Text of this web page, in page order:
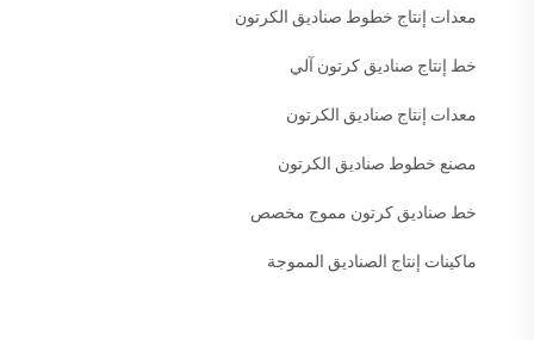
معدات إنتاج خطوط صناديق الكرتون
خط إنتاج صناديق كرتون آلي
معدات إنتاج صناديق الكرتون
مصنع خطوط صناديق الكرتون
خط صناديق كرتون مموج مخصص
ماكينات إنتاج الصناديق المموجة